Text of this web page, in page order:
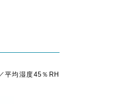
平均湿度45％RH